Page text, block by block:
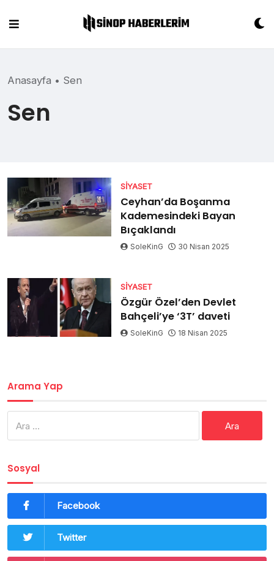
content
Anasayfa • Sen
Sen
SIYASET
Ceyhan’da Boşanma
Kademesindeki Bayan
Bıçaklandı
SoleKinG 30 Nisan 2025
SIYASET
Özgür Özel’den Devlet
Bahçeli’ye ‘3T’ daveti
SoleKinG 18 Nisan 2025
Arama Yap
Sosyal
Facebook
Twitter